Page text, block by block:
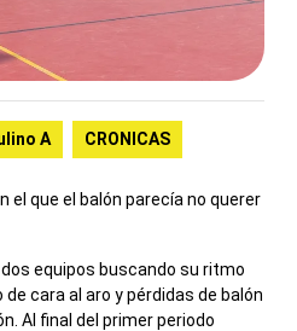
A CRONICAS
el que el balón parecía no querer
equipos buscando su ritmo
cara al aro y pérdidas de balón
Al final del primer periodo